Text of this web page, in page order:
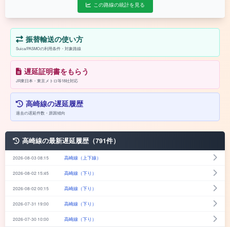
この路線の統計を見る
振替輸送の使い方
Suica/PASMOの利用条件・対象路線
遅延証明書をもらう
JR東日本・東京メトロ等18社対応
高崎線の遅延履歴
過去の遅延件数・原因傾向
高崎線の最新遅延履歴（791件）
2026-08-03 08:15 高崎線（上下線）
2026-08-02 15:45 高崎線（下り）
2026-08-02 00:15 高崎線（下り）
2026-07-31 19:00 高崎線（下り）
2026-07-30 10:00 高崎線（下り）